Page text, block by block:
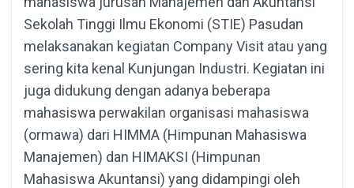
Sekolah Tinggi Ilmu Ekonomi (STIE) Pasudan
melaksanakan kegiatan Company Visit atau yang
sering kita kenal Kunjungan Industri. Kegiatan ini
juga didukung dengan adanya beberapa
mahasiswa perwakilan organisasi mahasiswa
(ormawa) dari HIMMA (Himpunan Mahasiswa
Manajemen) dan HIMAKSI (Himpunan
Mahasiswa Akuntansi) yang didampingi oleh